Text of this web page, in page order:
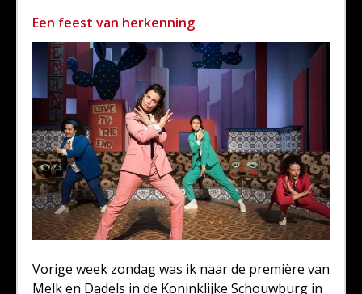
Een feest van herkenning
Vorige week zondag was ik naar de première van
Melk en Dadels in de Koninklijke Schouwburg in